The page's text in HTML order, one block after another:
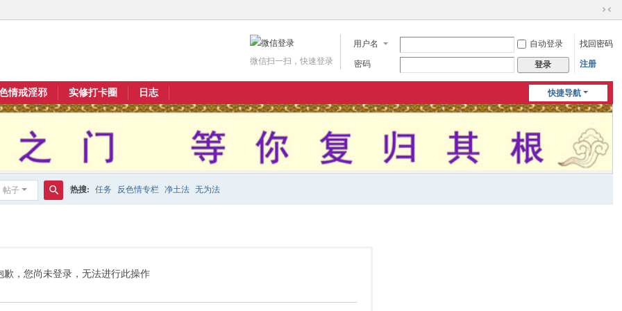
切
到
用户名 自动登录 找回密码
密码 登录 注册
微信扫一扫，快速登录
快捷导航
情戒淫邪 实修打卡圈 日志
帖子 热搜: 任务 反色情专栏 净土法 无为法
歉，您尚未登录，无法进行此操作